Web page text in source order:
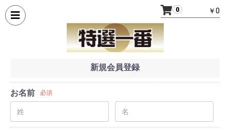
0 ￥0
新規会員登録
お名前 必須